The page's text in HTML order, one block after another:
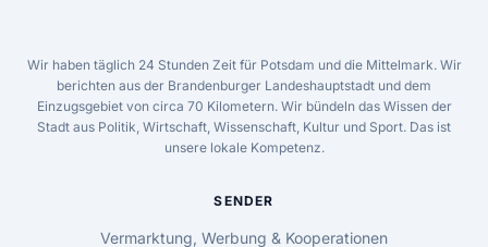
Wir haben täglich 24 Stunden Zeit für Potsdam und die Mittelmark. Wir
berichten aus der Brandenburger Landeshauptstadt und dem
Einzugsgebiet von circa 70 Kilometern. Wir bündeln das Wissen der
Stadt aus Politik, Wirtschaft, Wissenschaft, Kultur und Sport. Das ist
unsere lokale Kompetenz.
SENDER
Vermarktung, Werbung & Kooperationen